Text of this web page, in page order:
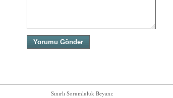
Sınırlı Sorumluluk Beyanı: